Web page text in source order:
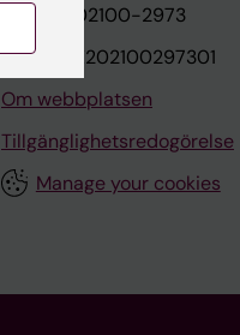
Org.nr: 202100-2973
VAT.nr: SE202100297301
Om webbplatsen
Tillgänglighetsredogörelse
Manage your cookies